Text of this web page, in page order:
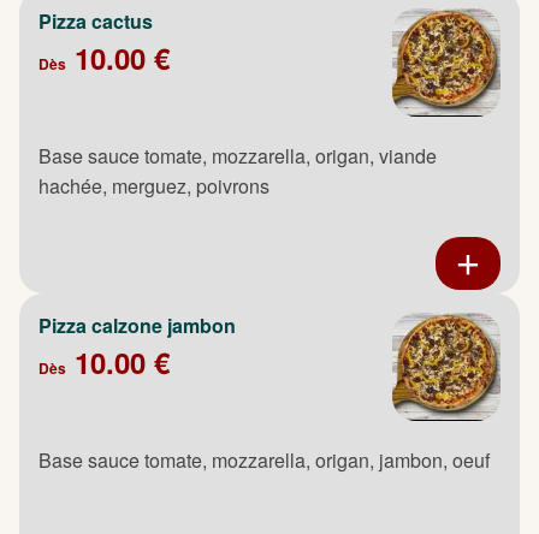
Pizza cactus
Dès 10.00 €
Base sauce tomate, mozzarella, origan, viande
hachée, merguez, poivrons
Pizza calzone jambon
Dès 10.00 €
Base sauce tomate, mozzarella, origan, jambon, oeuf